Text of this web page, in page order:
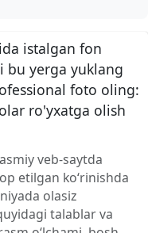
istalgan fon
bu yerga yuklang
foto oling:
ro'yxatga olish
veb-saytda
etilgan ko‘rinishda
olasiz
talablar va